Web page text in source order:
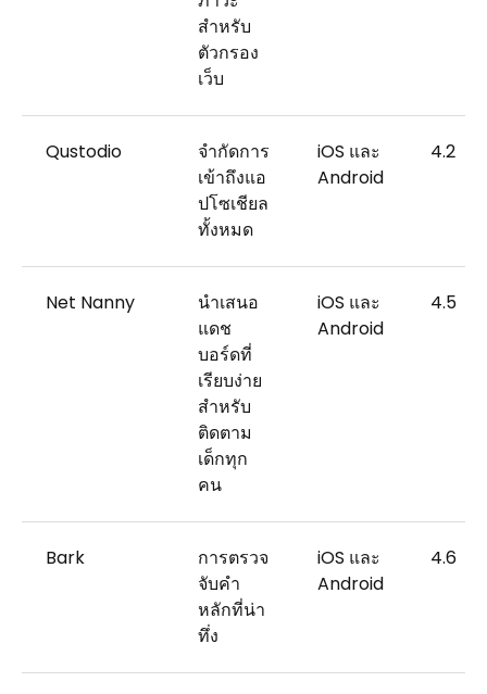
สำหรับ
ตัวกรอง
เว็บ
Qustodio
จำกัดการ
เข้าถึงแอ
ปโซเชียล
ทั้งหมด
iOS และ
Android
4.2
Net Nanny
นำเสนอ
แดช
บอร์ดที่
เรียบง่าย
สำหรับ
ติดตาม
เด็กทุก
คน
iOS และ
Android
4.5
Bark
การตรวจ
จับคำ
หลักที่น่า
ทึ่ง
iOS และ
Android
4.6